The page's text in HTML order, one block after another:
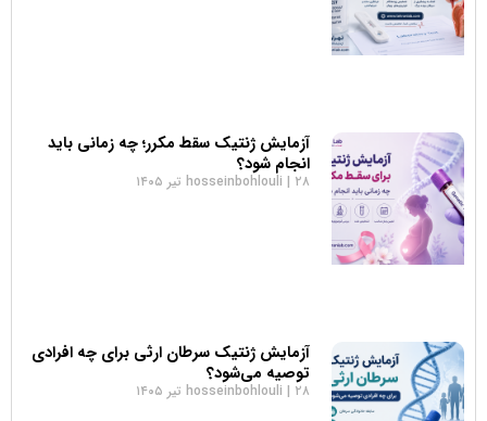
آزمایش ژنتیک سقط مکرر؛ چه زمانی باید
انجام شود؟
hosseinbohlouli ۲۸ تیر ۱۴۰۵
آزمایش ژنتیک سرطان ارثی برای چه افرادی
توصیه می‌شود؟
hosseinbohlouli ۲۸ تیر ۱۴۰۵